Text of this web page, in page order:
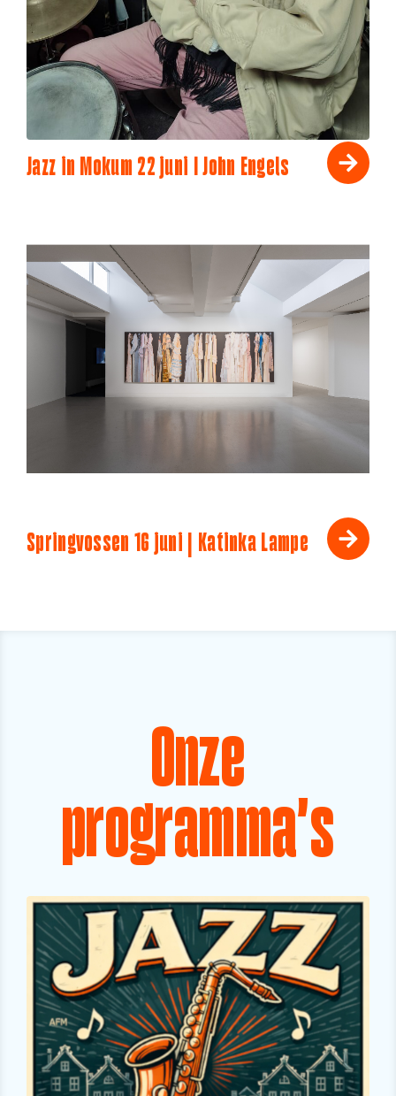
Jazz in Mokum 22 juni I John Engels
Springvossen 16 juni | Katinka Lampe
Onze
programma's